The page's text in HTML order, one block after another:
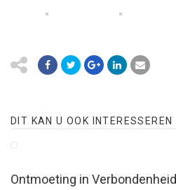
DIT KAN U OOK INTERESSEREN
Ontmoeting in Verbondenheid